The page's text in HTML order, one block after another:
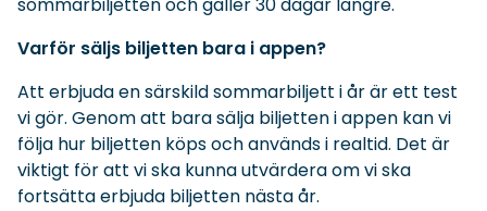
sommarbiljetten och gäller 30 dagar längre.
Varför säljs biljetten bara i appen?
Att erbjuda en särskild sommarbiljett i år är ett test
vi gör. Genom att bara sälja biljetten i appen kan vi
följa hur biljetten köps och används i realtid. Det är
viktigt för att vi ska kunna utvärdera om vi ska
fortsätta erbjuda biljetten nästa år.